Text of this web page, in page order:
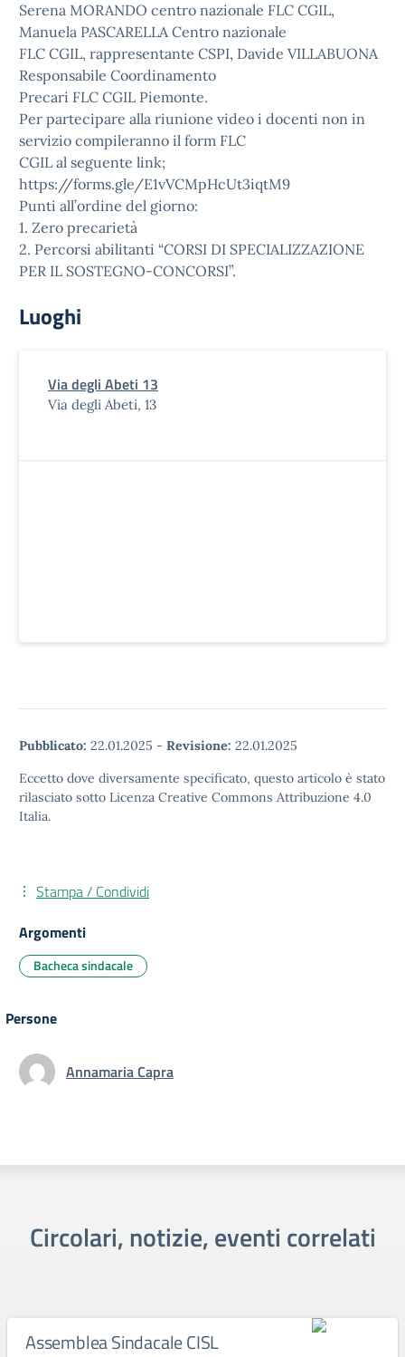
Serena MORANDO centro nazionale FLC CGIL,
Manuela PASCARELLA Centro nazionale
FLC CGIL, rappresentante CSPI, Davide VILLABUONA
Responsabile Coordinamento
Precari FLC CGIL Piemonte.
Per partecipare alla riunione video i docenti non in
servizio compileranno il form FLC
CGIL al seguente link;
https://forms.gle/E1vVCMpHcUt3iqtM9
Punti all’ordine del giorno:
1. Zero precarietà
2. Percorsi abilitanti “CORSI DI SPECIALIZZAZIONE
PER IL SOSTEGNO-CONCORSI”.
Luoghi
Via degli Abeti 13
Via degli Abeti, 13
Pubblicato: 22.01.2025 - Revisione: 22.01.2025
Eccetto dove diversamente specificato, questo articolo è stato
rilasciato sotto Licenza Creative Commons Attribuzione 4.0
Italia.
Stampa / Condividi
Argomenti
Bacheca sindacale
Persone
Annamaria Capra
Circolari, notizie, eventi correlati
Assemblea Sindacale CISL